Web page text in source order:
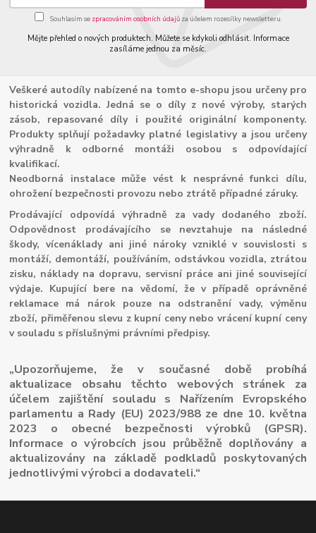
Souhlasím se zpracováním osobních údajůza účelem rozesílky newsletteru.
Mějte přehled o nových produktech. Můžete se kdykoli odhlásit. Informace
zasíláme jednou za měsíc.
Veškeré autodíly nabízené na tomto e-shopu jsou určeny pro
historická vozidla. Jedná se o díly z nové výroby, starých
zásob, repasované díly i použité originální komponenty.
Produkty splňují požadavky platné legislativy a jsou určeny
výhradně k odborné montáži osobou s odpovídající
kvalifikací.
Neodborná instalace může vést k nesprávné funkci dílu,
ohrožení bezpečnosti provozu nebo ztrátě případné záruky.
Prodávající odpovídá výhradně za vady dodaného zboží.
Odpovědnost prodávajícího se nevztahuje na následné
škody, vícenáklady ani jiné nároky vzniklé v souvislosti s
montáží, demontáží, používáním, odstávkou vozidla, ztrátou
zisku, náklady na dopravu, servisní práce ani jiné související
výdaje. Kupující bere na vědomí, že v případě oprávněné
reklamace má nárok pouze na odstranění vady, výměnu
zboží, přiměřenou slevu z kupní ceny nebo vrácení kupní ceny
v souladu s příslušnými právními předpisy.
„Upozorňujeme, že v současné době probíhá
aktualizace obsahu těchto webových stránek za
účelem zajištění souladu s Nařízením Evropského
parlamentu a Rady (EU) 2023/988 ze dne 10. května
2023 o obecné bezpečnosti výrobků (GPSR).
Informace o výrobcích jsou průběžně doplňovány a
aktualizovány na základě podkladů poskytovaných
jednotlivými výrobci a dodavateli.“